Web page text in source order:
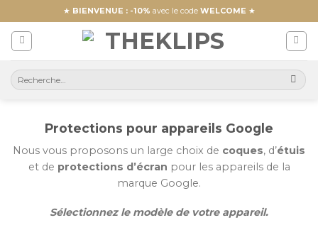
to
content
★ BIENVENUE : -10% avec le code WELCOME ★
Protections pour appareils Google
Nous vous proposons un large choix de coques, d’étuis
et de protections d’écran pour les appareils de la
marque Google.
Sélectionnez le modèle de votre appareil.